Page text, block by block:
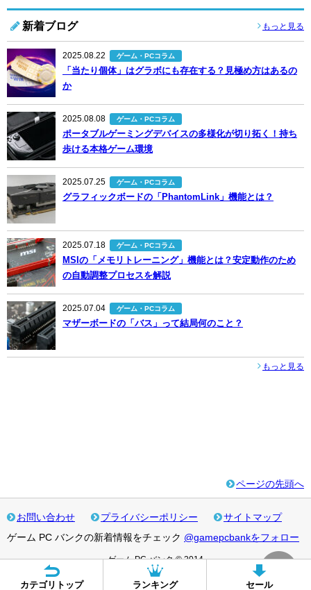
新着ブログ もっと見る
2025.08.22 ゲーム・PCコラム
「当たり個体」はグラボにも存在する？見極め方はあるの
か
2025.08.08 ゲーム・PCコラム
ポータブルゲーミングデバイスの多様化が切り拓く！持ち
歩ける本格ゲーム環境
2025.07.25 ゲーム・PCコラム
グラフィックボードの「PhantomLink」機能とは？
2025.07.18 ゲーム・PCコラム
MSIの「メモリトレーニング」機能とは？安定動作のため
の自動調整プロセスを解説
2025.07.04 ゲーム・PCコラム
マザーボードの「バス」って結局何のこと？
もっと見る
ページの先頭へ
お問い合わせ プライバシーポリシー
サイトマップ
ゲーム PC バンクの新着情報をチェック @gamepcbankをフォロー
ゲーム PC バンク © 2014
カテゴリトップ ランキング セール